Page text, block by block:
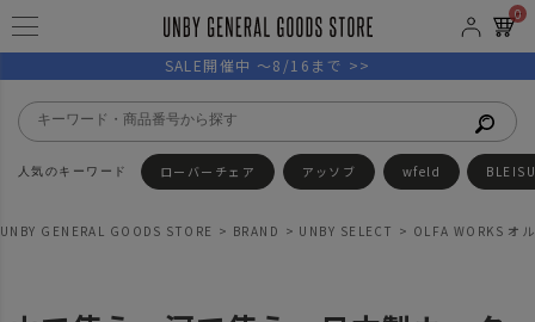
0
SALE開催中 ～8/16まで >>
ローバーチェア アッソブ wfeld
UNBY GENERAL GOODS STORE BRAND UNBY SELECT OLFA WORKS オ